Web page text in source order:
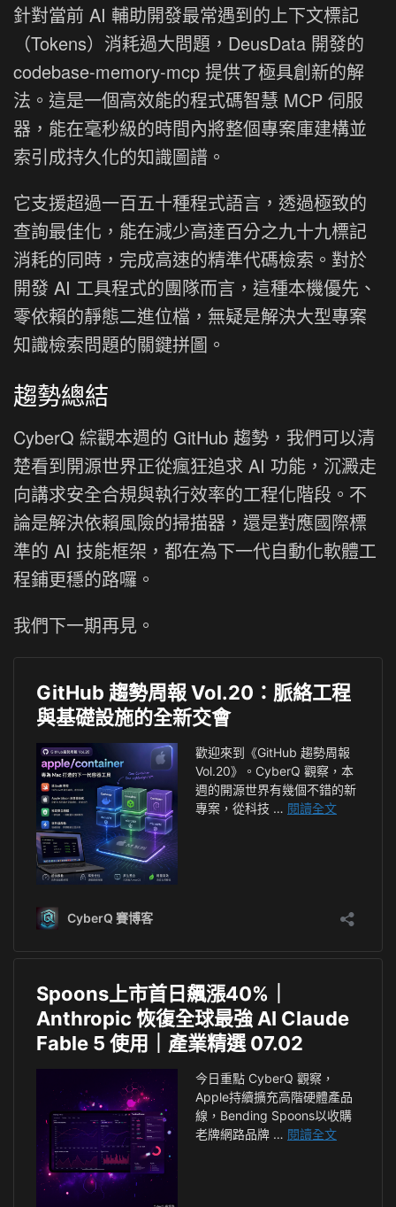
針對當前 AI 輔助開發最常遇到的上下文標記
（Tokens）消耗過大問題，DeusData 開發的
codebase-memory-mcp 提供了極具創新的解
法。這是一個高效能的程式碼智慧 MCP 伺服
器，能在毫秒級的時間內將整個專案庫建構並
索引成持久化的知識圖譜。
它支援超過一百五十種程式語言，透過極致的
查詢最佳化，能在減少高達百分之九十九標記
消耗的同時，完成高速的精準代碼檢索。對於
開發 AI 工具程式的團隊而言，這種本機優先、
零依賴的靜態二進位檔，無疑是解決大型專案
知識檢索問題的關鍵拼圖。
趨勢總結
CyberQ 綜觀本週的 GitHub 趨勢，我們可以清
楚看到開源世界正從瘋狂追求 AI 功能，沉澱走
向講求安全合規與執行效率的工程化階段。不
論是解決依賴風險的掃描器，還是對應國際標
準的 AI 技能框架，都在為下一代自動化軟體工
程鋪更穩的路囉。
我們下一期再見。